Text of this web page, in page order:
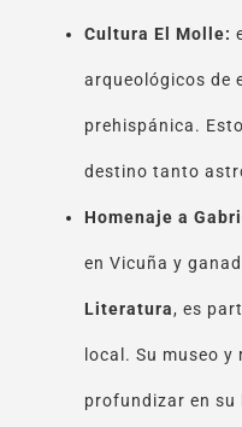
Cultura El Molle:
arqueológicos de
prehispánica.
destino tanto
Homenaje a
en Vicuña y
Literatura, es
local. Su museo
profundizar en su